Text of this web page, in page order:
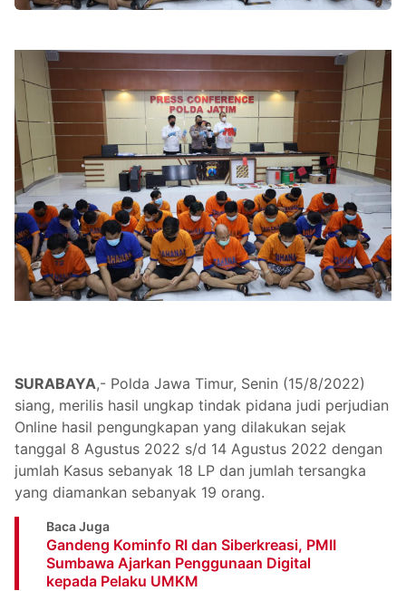
SURABAYA,- Polda Jawa Timur, Senin (15/8/2022)
siang, merilis hasil ungkap tindak pidana judi perjudian
Online hasil pengungkapan yang dilakukan sejak
tanggal 8 Agustus 2022 s/d 14 Agustus 2022 dengan
jumlah Kasus sebanyak 18 LP dan jumlah tersangka
yang diamankan sebanyak 19 orang.
Baca Juga
Gandeng Kominfo RI dan Siberkreasi, PMII
Sumbawa Ajarkan Penggunaan Digital
kepada Pelaku UMKM